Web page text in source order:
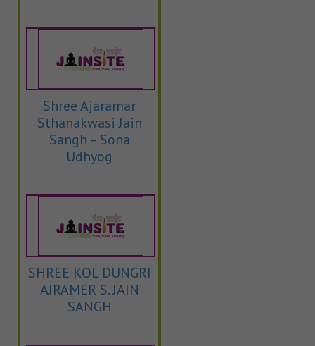
Shree Ajaramar
Sthanakwasi Jain
Sangh – Sona
Udhyog
SHREE KOL DUNGRI
AJRAMER S. JAIN
SANGH